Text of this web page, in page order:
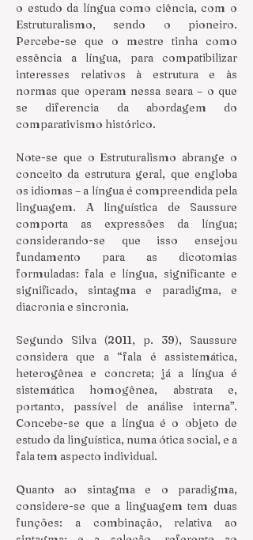
o estudo da língua como ciência, com o
Estruturalismo, sendo o pioneiro.
Percebe-se que o mestre tinha como
essência a língua, para compatibilizar
interesses relativos à estrutura e às
normas que operam nessa seara – o que
se diferencia da abordagem do
comparativismo histórico.
Note-se que o Estruturalismo abrange o
conceito da estrutura geral, que engloba
os idiomas – a língua é compreendida pela
linguagem. A linguística de Saussure
comporta as expressões da língua;
considerando-se que isso ensejou
fundamento para as dicotomias
formuladas: fala e língua, significante e
significado, sintagma e paradigma, e
diacronia e sincronia.
Segundo Silva (2011, p. 39), Saussure
considera que a “fala é assistemática,
heterogênea e concreta; já a língua é
sistemática homogênea, abstrata e,
portanto, passível de análise interna”.
Concebe-se que a língua é o objeto de
estudo da linguística, numa ótica social, e a
fala tem aspecto individual.
Quanto ao sintagma e o paradigma,
considere-se que a linguagem tem duas
funções: a combinação, relativa ao